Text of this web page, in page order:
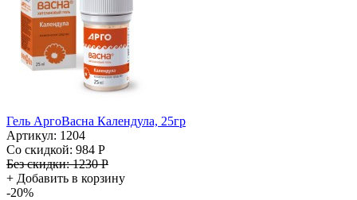
Гель АргоВасна Календула, 25гр
Артикул: 1204
Со скидкой: 984 Р
Без скидки:1230 Р
+ Добавить в корзину
-20%